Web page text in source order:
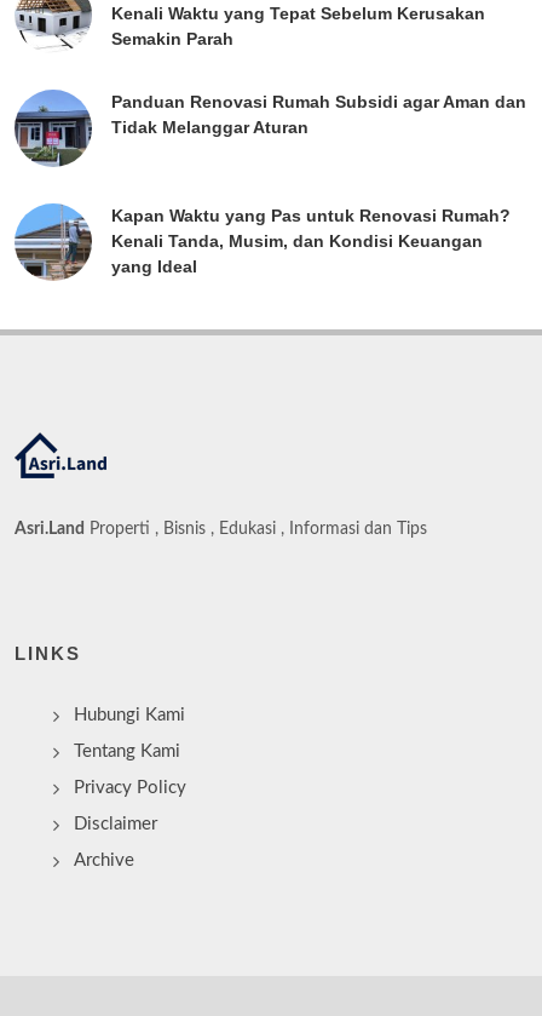
Kenali Waktu yang Tepat Sebelum Kerusakan
Semakin Parah
Panduan Renovasi Rumah Subsidi agar Aman dan
Tidak Melanggar Aturan
Kapan Waktu yang Pas untuk Renovasi Rumah?
Kenali Tanda, Musim, dan Kondisi Keuangan
yang Ideal
Asri.Land Properti , Bisnis , Edukasi , Informasi dan Tips
LINKS
Hubungi Kami
Tentang Kami
Privacy Policy
Disclaimer
Archive